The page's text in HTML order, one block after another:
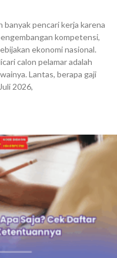
pencari kerja karena
kompetensi,
ekonomi nasional.
calon pelamar adalah
Lantas, berapa gaji
2026,